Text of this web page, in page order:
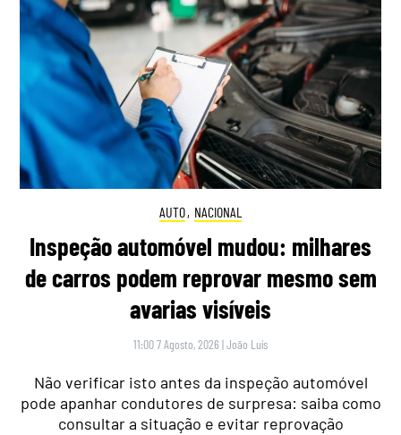
AUTO, NACIONAL
Inspeção automóvel mudou: milhares
de carros podem reprovar mesmo sem
avarias visíveis
11:00 7 Agosto, 2026 |João Luís
Não verificar isto antes da inspeção automóvel
pode apanhar condutores de surpresa: saiba como
consultar a situação e evitar reprovação